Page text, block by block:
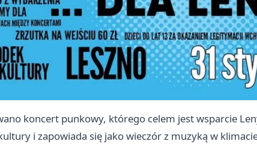
koncert punkowy, którego celem jest wsparcie
i zapowiada się jako wieczór z muzyką w